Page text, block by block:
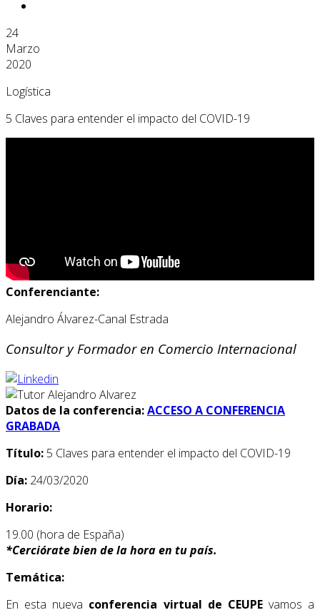
24
Marzo
2020
Logística
5 Claves para entender el impacto del COVID-19
Conferenciante:
Alejandro Álvarez-Canal Estrada
Consultor y Formador en Comercio Internacional
Datos de la conferencia:ACCESO A CONFERENCIA
GRABADA
Título: 5 Claves para entender el impacto del COVID-19
Día: 24/03/2020
Horario:
19.00 (hora de España)
*Cerciórate bien de la hora en tu país.
Temática:
En esta nueva conferencia virtual de CEUPEvamos a